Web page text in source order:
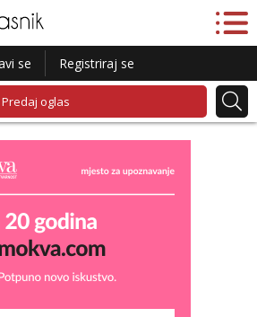
se Registriraj se
Predaj oglas